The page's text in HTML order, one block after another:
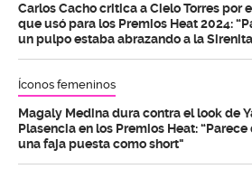
Carlos Cacho critica a Cielo Torres por
que usó para los Premios Heat 2024:
un pulpo estaba abrazando a la
Íconos femeninos
Magaly Medina dura contra el look de
Plasencia en los Premios Heat:
una faja puesta como short"